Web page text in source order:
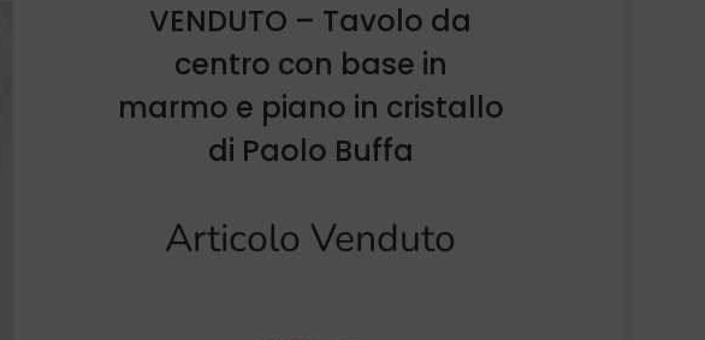
VENDUTO – Tavolo da
centro con base in
marmo e piano in cristallo
di Paolo Buffa
Articolo Venduto